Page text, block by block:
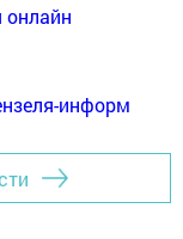
онлайн
информ